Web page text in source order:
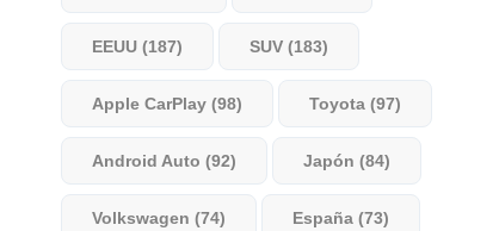
EEUU (187) SUV (183)
Apple CarPlay (98) Toyota (97)
Android Auto (92) Japón (84)
Volkswagen (74) España (73)